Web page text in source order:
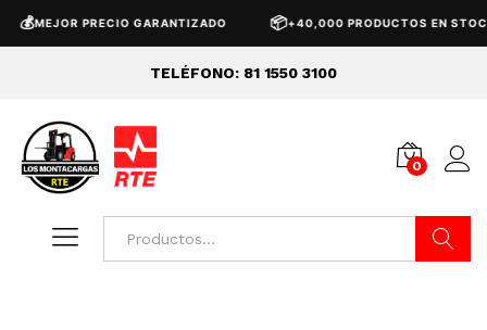
💰MEJOR PRECIO GARANTIZADO 📦+40,000 PRODUCTOS EN STOCK
TELÉFONO: 81 1550 3100
0